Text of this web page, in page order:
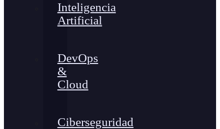
Inteligencia
Artificial
DevOps
&
Cloud
Ciberseguridad